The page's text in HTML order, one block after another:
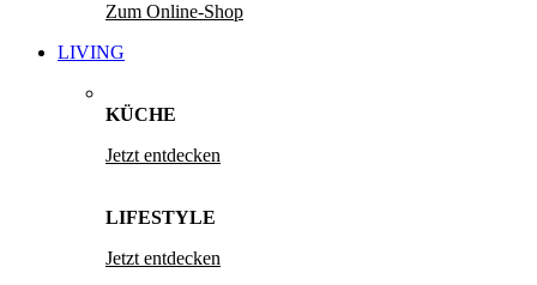
Zum Online-Shop
LIVING
KÜCHE
Jetzt entdecken
LIFESTYLE
Jetzt entdecken